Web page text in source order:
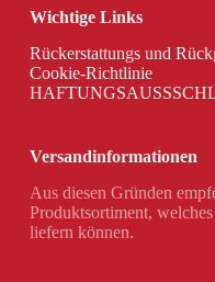
Wichtige Links
Rückerstattungs und
Cookie-Richtlinie
Versandinformationen
Aus diesen Gründen
Produktsortiment,
liefern können.